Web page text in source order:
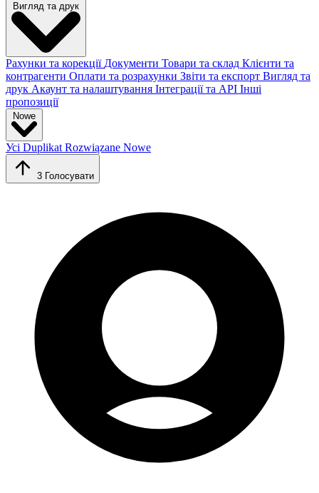
Вигляд та друк
Рахунки та корекції Документи Товари та склад Клієнти та
контрагенти Оплати та розрахунки Звіти та експорт Вигляд та
друк Акаунт та налаштування Інтеграції та API Інші
пропозиції
Nowe
Усі Duplikat Rozwiązane Nowe
3 Голосувати